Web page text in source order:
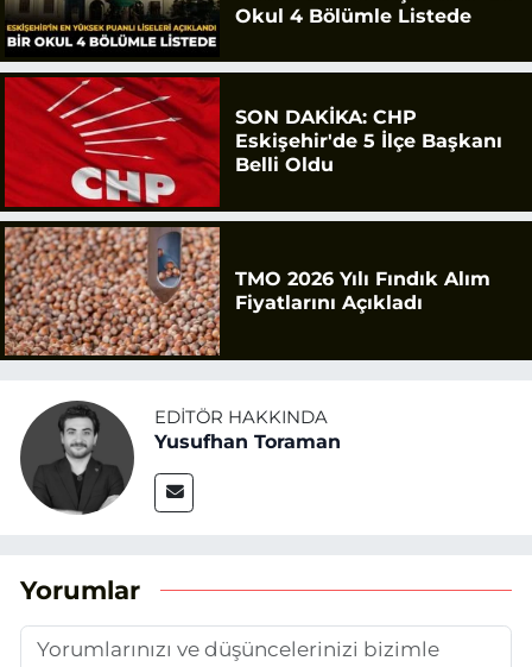
Okul 4 Bölümle Listede
SON DAKİKA: CHP
Eskişehir'de 5 İlçe Başkanı
Belli Oldu
TMO 2026 Yılı Fındık Alım
Fiyatlarını Açıkladı
EDITÖR HAKKINDA
Yusufhan Toraman
Yorumlar